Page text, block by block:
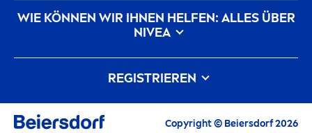
WIE KÖNNEN WIR IHNEN HELFEN: ALLES ÜBER
NIVEA
Markenhistorie
Karriere bei Beiersdorf
Unsere Philosophie
Kontakt
REGISTRIEREN
Alle aktuellen Highlights, Pflegetipps,Copyright © Beiersdorf 2026